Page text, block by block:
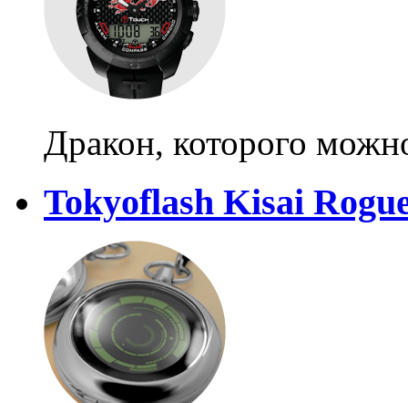
Дракон, которого
Tokyoflash Kisai